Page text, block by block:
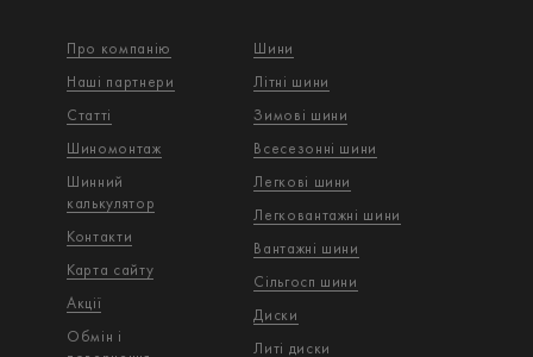
Про компанію
Наші партнери
Статті
Шиномонтаж
Шинний
калькулятор
Контакти
Карта сайту
Акції
Обмін і
Шини
Літні шини
Зимові шини
Всесезонні шини
Легкові шини
Легковантажнi шини
Вантажнi шини
Сільгосп шини
Диски
Литі диски